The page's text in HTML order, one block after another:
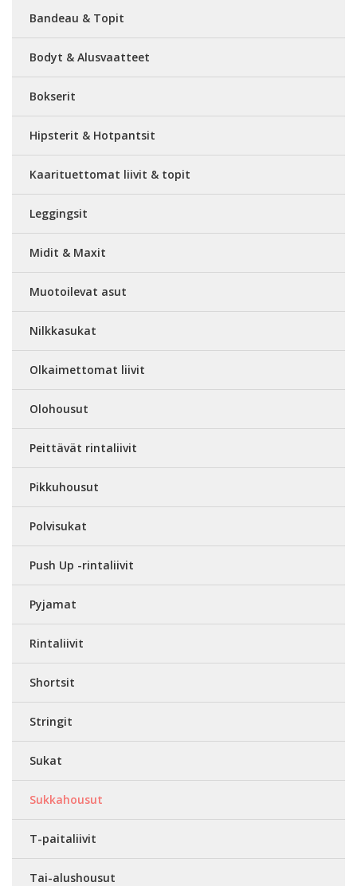
Bandeau & Topit
Bodyt & Alusvaatteet
Bokserit
Hipsterit & Hotpantsit
Kaarituettomat liivit & topit
Leggingsit
Midit & Maxit
Muotoilevat asut
Nilkkasukat
Olkaimettomat liivit
Olohousut
Peittävät rintaliivit
Pikkuhousut
Polvisukat
Push Up -rintaliivit
Pyjamat
Rintaliivit
Shortsit
Stringit
Sukat
Sukkahousut
T-paitaliivit
Tai-alushousut